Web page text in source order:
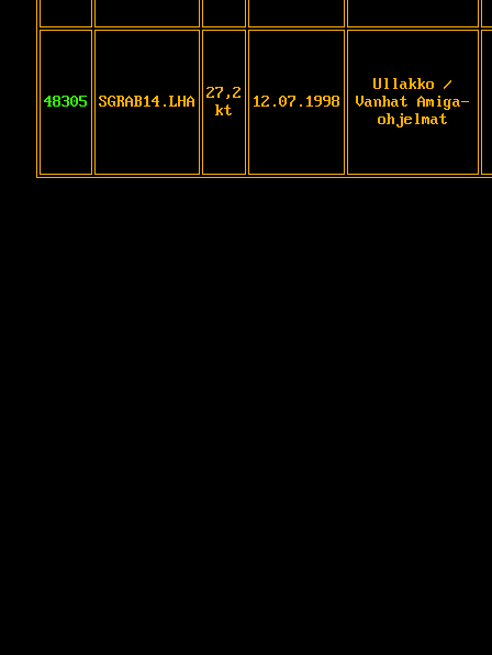
48305 SGRAB14.LHA
27,2
kt
12.07.1998
Ullakko /
Vanhat Amiga-
ohjelmat